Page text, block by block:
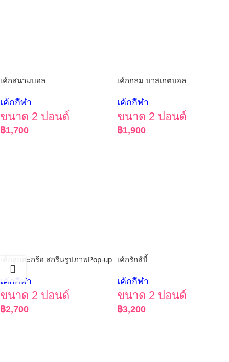
เค้กสนามบอล
เค้กกีฬา
ขนาด 2 ปอนด์
฿1,700
เค้กกลม บาสเกตบอล
เค้กกีฬา
ขนาด 2 ปอนด์
฿1,900
เค้กลูกตะกร้อ สกรีนรูปภาพPop-up
เค้กกีฬา
ขนาด 2 ปอนด์
฿2,700
เค้กรักส์บี้
เค้กกีฬา
ขนาด 2 ปอนด์
฿3,200